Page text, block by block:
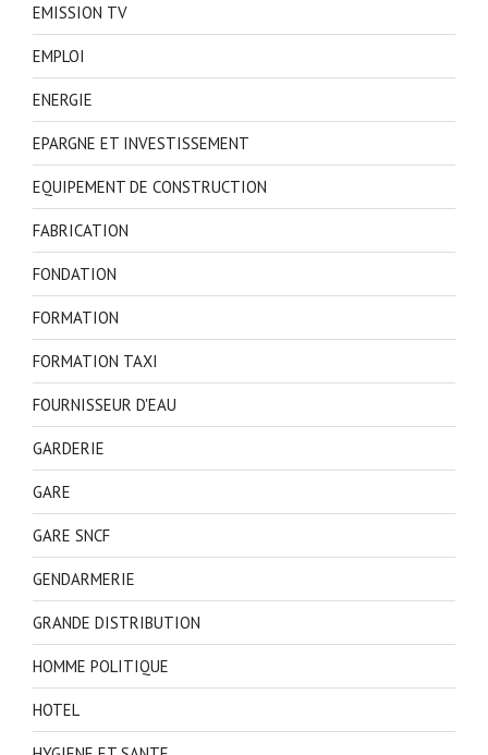
EMISSION TV
EMPLOI
ENERGIE
EPARGNE ET INVESTISSEMENT
EQUIPEMENT DE CONSTRUCTION
FABRICATION
FONDATION
FORMATION
FORMATION TAXI
FOURNISSEUR D'EAU
GARDERIE
GARE
GARE SNCF
GENDARMERIE
GRANDE DISTRIBUTION
HOMME POLITIQUE
HOTEL